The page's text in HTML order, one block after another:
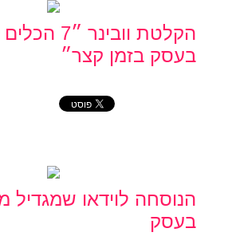
הקלטת וובינר
בעסק בזמן קצר״
הנוסחה לוידאו שמגדיל
בעסק